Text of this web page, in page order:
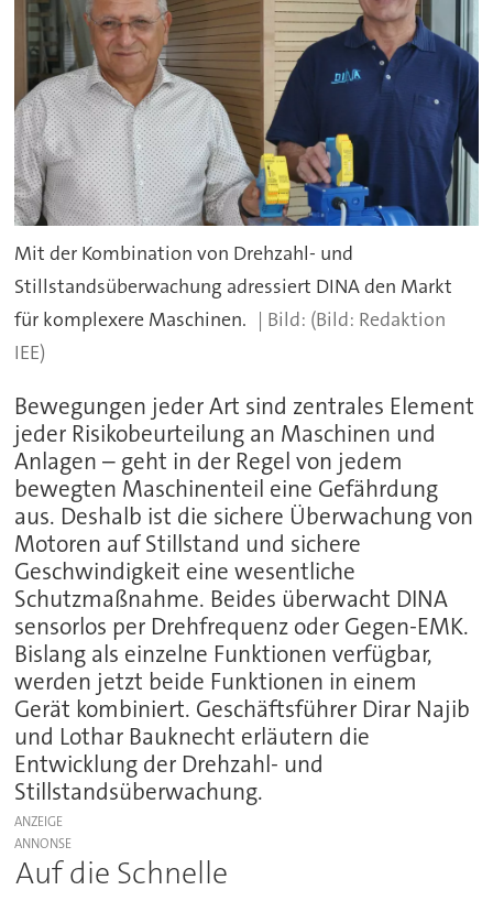
Mit der Kombination von Drehzahl- und
Stillstandsüberwachung adressiert DINA den Markt
für komplexere Maschinen.
(Bild: Redaktion
IEE)
Bewegungen jeder Art sind zentrales Element
jeder Risikobeurteilung an Maschinen und
Anlagen – geht in der Regel von jedem
bewegten Maschinenteil eine Gefährdung
aus. Deshalb ist die sichere Überwachung von
Motoren auf Stillstand und sichere
Geschwindigkeit eine wesentliche
Schutzmaßnahme. Beides überwacht DINA
sensorlos per Drehfrequenz oder Gegen-EMK.
Bislang als einzelne Funktionen verfügbar,
werden jetzt beide Funktionen in einem
Gerät kombiniert. Geschäftsführer Dirar Najib
und Lothar Bauknecht erläutern die
Entwicklung der Drehzahl- und
Stillstandsüberwachung.
ANZEIGE
Auf die Schnelle